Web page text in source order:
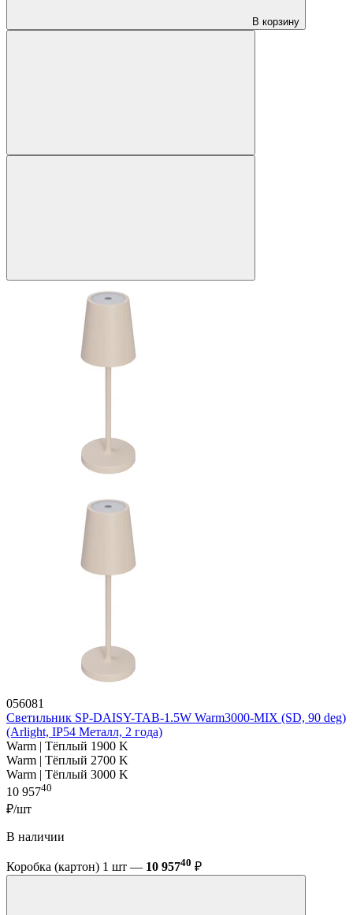
В корзину
056081
Светильник SP-DAISY-TAB-1.5W Warm3000-MIX (SD, 90 deg)
(Arlight, IP54 Металл, 2 года)
Warm | Тёплый 1900 K
Warm | Тёплый 2700 K
Warm | Тёплый 3000 K
10 95740
₽/шт
В наличии
Коробка (картон) 1 шт — 10 95740 ₽